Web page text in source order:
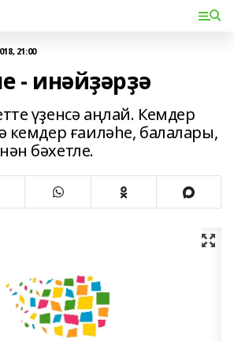
21:00
- инәйҙәрҙә
үҙенсә аңлай. Кемдер
кемдер ғаиләһе, балалары,
бәхетле.